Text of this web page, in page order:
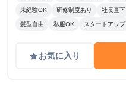
未経験OK 研修制度あり 社長直下
髪型自由 私服OK スタートアップ
gradeお気に入り